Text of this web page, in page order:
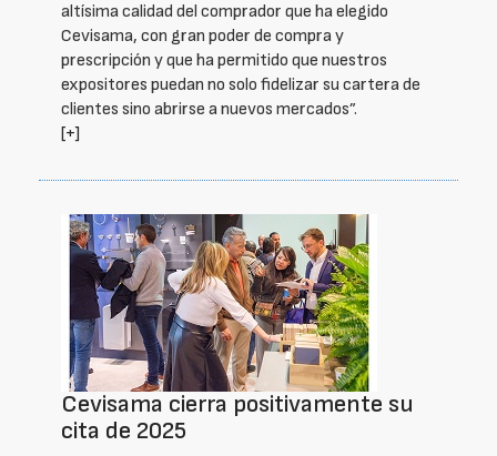
altísima calidad del comprador que ha elegido
Cevisama, con gran poder de compra y
prescripción y que ha permitido que nuestros
expositores puedan no solo fidelizar su cartera de
clientes sino abrirse a nuevos mercados”.
[+]
Cevisama cierra positivamente su
cita de 2025